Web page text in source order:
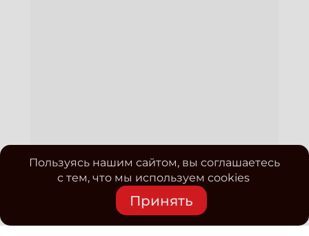
Пользуясь нашим сайтом, вы соглашаетесь
с тем, что мы используем cookies
Принять